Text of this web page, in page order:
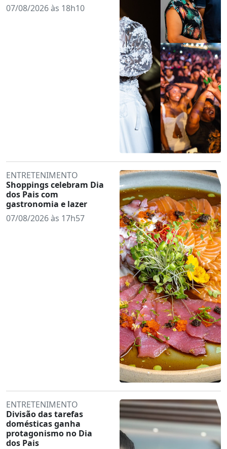
07/08/2026 às 18h10
ENTRETENIMENTO
Shoppings celebram Dia
dos Pais com
gastronomia e lazer
07/08/2026 às 17h57
ENTRETENIMENTO
Divisão das tarefas
domésticas ganha
protagonismo no Dia
dos Pais